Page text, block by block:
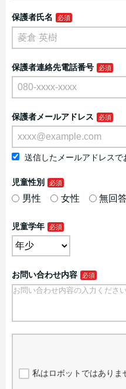
保護者氏名
保護者連絡先電話番号
保護者メールアドレス
送信したメールアドレス
児童性別
男性 女性 無回
児童学年
お問い合わせ内容
私はロボットではありま